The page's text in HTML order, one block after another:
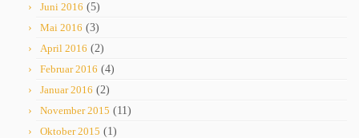
Juni 2016 (5)
Mai 2016 (3)
April 2016 (2)
Februar 2016 (4)
Januar 2016 (2)
November 2015 (11)
Oktober 2015 (1)